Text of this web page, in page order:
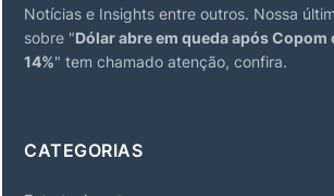
Notícias e Insights entre outros. Nossa
sobre "Dólar abre em queda após
14%" tem chamado atenção, confira.
CATEGORIAS